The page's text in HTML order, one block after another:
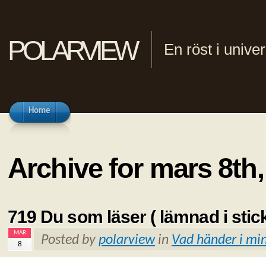
polarview En röst i
Home
Archive for mars
719 Du som läser ( lämnad i
MAR
8 Posted by polarviewin Vad händer i